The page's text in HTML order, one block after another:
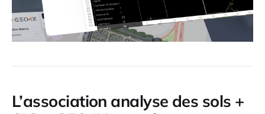
L’association analyse des sols +